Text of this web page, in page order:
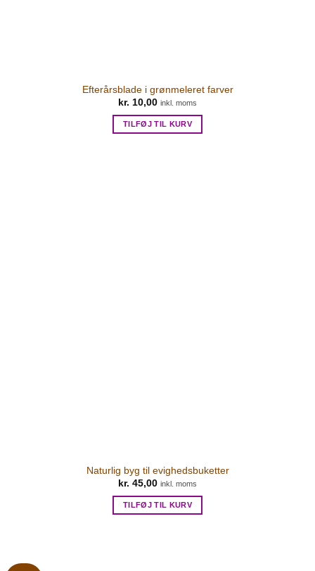
Efterårsblade i grønmeleret farver
kr. 10,00 inkl. moms
TILFØJ TIL KURV
Naturlig byg til evighedsbuketter
kr. 45,00 inkl. moms
TILFØJ TIL KURV